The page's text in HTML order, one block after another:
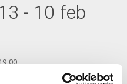
- 10 feb